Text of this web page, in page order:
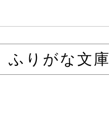
ふりがな文庫